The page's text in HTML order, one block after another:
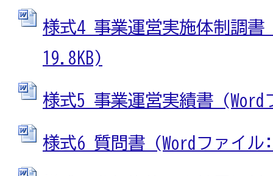
様式4 事業運営実施体制調書
19.8KB)
様式5 事業運営実績書
様式6 質問書 (Wordファイル